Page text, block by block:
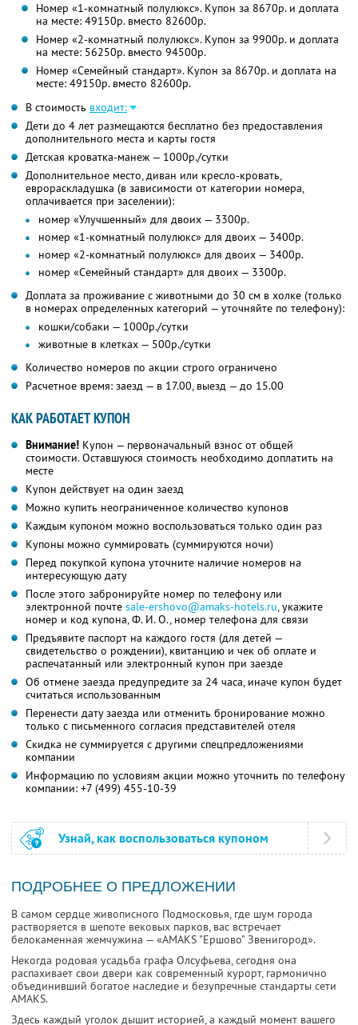
Номер «1-комнатный полулюкс». Купон за 8670р. и доплата
на месте: 49150р. вместо 82600р.
Номер «2-комнатный полулюкс». Купон за 9900р. и доплата
на месте: 56250р. вместо 94500р.
Номер «Семейный стандарт». Купон за 8670р. и доплата на
месте: 49150р. вместо 82600р.
В стоимость входит:
Дети до 4 лет размещаются бесплатно без предоставления
дополнительного места и карты гостя
Детская кроватка-манеж — 1000р./сутки
Дополнительное место, диван или кресло-кровать,
еврораскладушка (в зависимости от категории номера,
оплачивается при заселении):
номер «Улучшенный» для двоих — 3300р.
номер «1-комнатный полулюкс» для двоих — 3400р.
номер «2-комнатный полулюкс» для двоих — 3400р.
номер «Семейный стандарт» для двоих — 3300р.
Доплата за проживание с животными до 30 см в холке (только
в номерах определенных категорий — уточняйте по телефону):
кошки/собаки — 1000р./сутки
животные в клетках — 500р./сутки
Количество номеров по акции строго ограничено
Расчетное время: заезд — в 17.00, выезд — до 15.00
КАК РАБОТАЕТ КУПОН
Внимание! Купон — первоначальный взнос от общей
стоимости. Оставшуюся стоимость необходимо доплатить на
месте
Купон действует на один заезд
Можно купить неограниченное количество купонов
Каждым купоном можно воспользоваться только один раз
Купоны можно суммировать (суммируются ночи)
Перед покупкой купона уточните наличие номеров на
интересующую дату
После этого забронируйте номер по телефону или
электронной почте sale-ershovo@amaks-hotels.ru, укажите
номер и код купона, Ф. И. О., номер телефона для связи
Предъявите паспорт на каждого гостя (для детей —
свидетельство о рождении), квитанцию и чек об оплате и
распечатанный или электронный купон при заезде
Об отмене заезда предупредите за 24 часа, иначе купон будет
считаться использованным
Перенести дату заезда или отменить бронирование можно
только с письменного согласия представителей отеля
Скидка не суммируется с другими спецпредложениями
компании
Информацию по условиям акции можно уточнить по телефону
компании: +7 (499) 455-10-39
Узнай, как воспользоваться купоном
ПОДРОБНЕЕ О ПРЕДЛОЖЕНИИ
В самом сердце живописного Подмосковья, где шум города
растворяется в шепоте вековых парков, вас встречает
белокаменная жемчужина — «AMAKS "Ершово" Звенигород».
Некогда родовая усадьба графа Олсуфьева, сегодня она
распахивает свои двери как современный курорт, гармонично
объединивший богатое наследие и безупречные стандарты сети
AMAKS.
Здесь каждый уголок дышит историей, а каждый момент вашего